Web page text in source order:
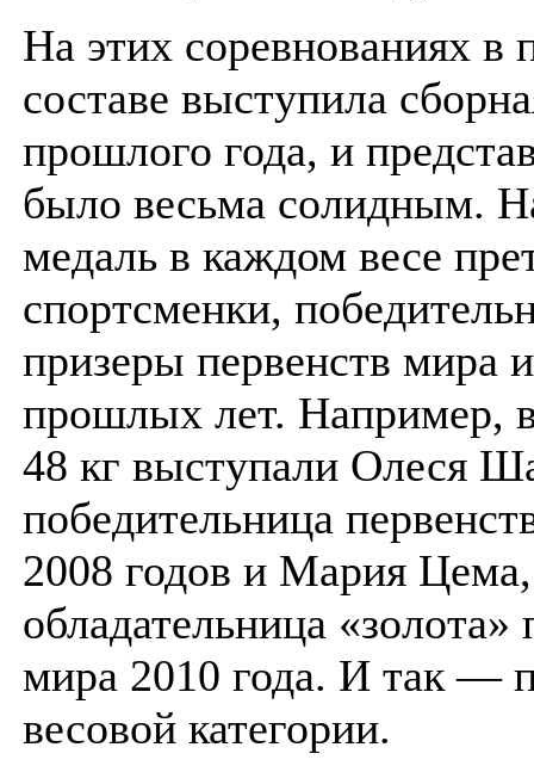
На этих соревнованиях в
составе выступила
прошлого года, и
было весьма солидным.
медаль в каждом весе
спортсменки,
призеры первенств мира
прошлых лет. Например,
48 кг выступали Олеся
победительница
2008 годов и Мария Цема,
обладательница «золота»
мира 2010 года. И так —
весовой категории.